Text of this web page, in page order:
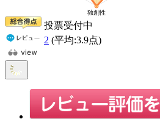
投票受付中
2 (平均:3.9点)